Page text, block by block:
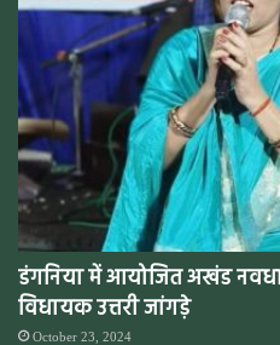
डंगनिया में आयोजित अखंड
विधायक उत्तरी जांगड़े
October 23, 2024